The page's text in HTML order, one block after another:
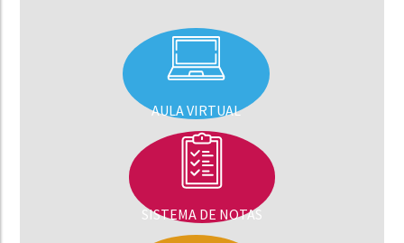
AULA VIRTUAL
SISTEMA DE NOTAS